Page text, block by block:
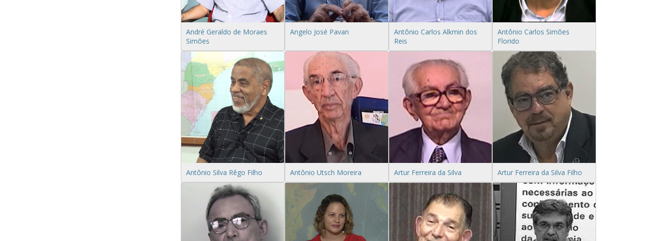
André Geraldo de Moraes
Simões
Angelo José Pavan
Antônio Carlos Alkmin dos
Reis
Antônio Carlos Simões
Florido
Antônio Silva Rêgo Filho Antônio Utsch Moreira Artur Ferreira da Silva Artur Ferreira da Silva Filho